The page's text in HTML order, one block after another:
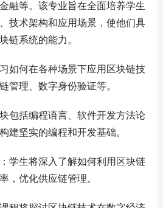
融等。该专业旨在全面培养学生
技术架构和应用场景，使他们具
链系统的能力。
如何在各种场景下应用区块链技
管理、数字身份验证等。
包括编程语言、软件开发方法论
建坚实的编程和开发基础。
学生将深入了解如何利用区块链
，优化供应链管理。